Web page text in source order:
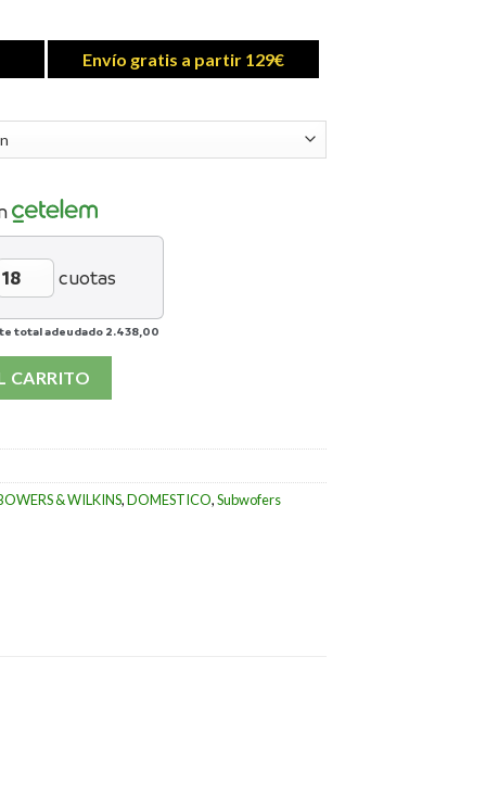
Envío gratis a partir 129€
cuotas
total adeudado 2.438,00
CARRITO
& WILKINS,DOMESTICO,Subwofers